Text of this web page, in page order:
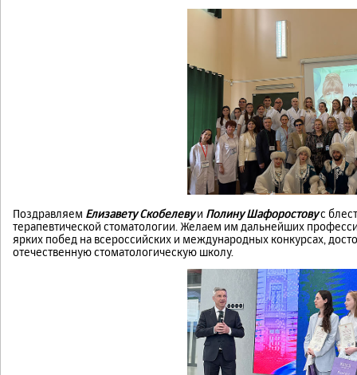
Поздравляем Елизавету Скобелевуи Полину Шафоростовус
терапевтической стоматологии. Желаем им дальнейших
ярких побед на всероссийских и международных конкурсах,
отечественную стоматологическую школу.